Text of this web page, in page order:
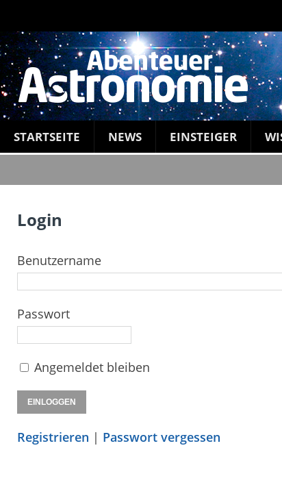
STARTSEITE NEWS EINSTEIGER
Login
Benutzername
Passwort
Angemeldet bleiben
Registrieren | Passwort vergessen